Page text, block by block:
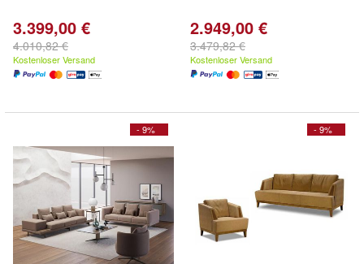
3.399,00 €
4.010,82 €
Kostenloser Versand
2.949,00 €
3.479,82 €
Kostenloser Versand
- 9% - 9%